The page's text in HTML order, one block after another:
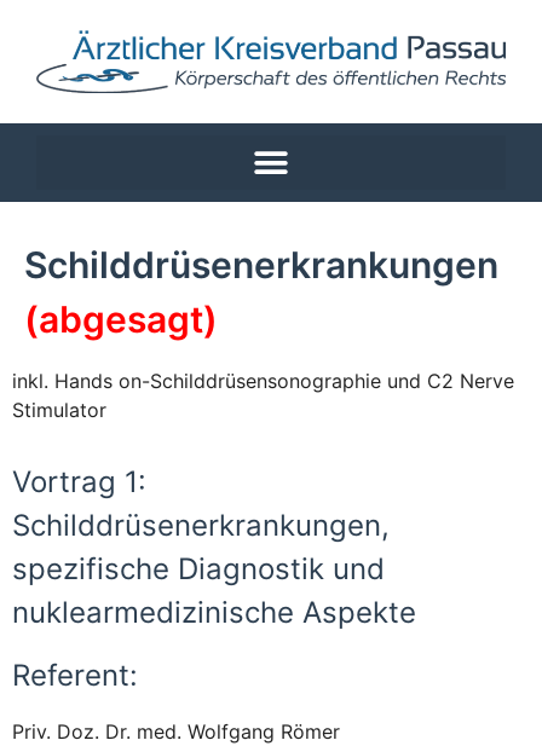
Schilddrüsenerkrankungen
(abgesagt)
inkl. Hands on-Schilddrüsensonographie und C2 Nerve
Stimulator
Vortrag 1:
Schilddrüsenerkrankungen,
spezifische Diagnostik und
nuklearmedizinische Aspekte
Referent:
Priv. Doz. Dr. med. Wolfgang Römer